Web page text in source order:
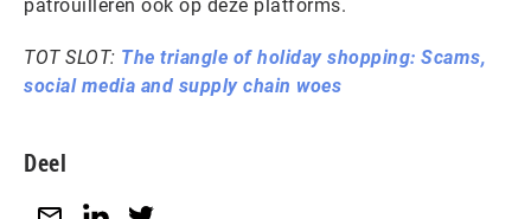
patrouilleren ook op deze platforms.
TOT SLOT: The triangle of holiday shopping: Scams,
social media and supply chain woes
Deel